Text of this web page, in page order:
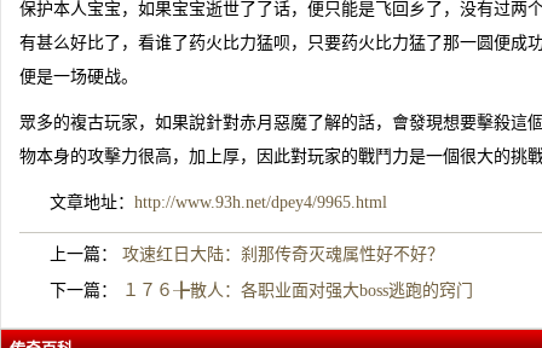
保护本人宝宝，如果宝宝逝世了了话，便只能是飞回乡了，没有过两
有甚么好比了，看谁了药火比力猛呗，只要药火比力猛了那一圆便成
便是一场硬战。
眾多的複古玩家，如果說針對赤月惡魔了解的話，會發現想要擊殺這
物本身的攻擊力很高，加上厚，因此對玩家的戰鬥力是一個很大的挑
文章地址： http://www.93h.net/dpey4/9965.html
上一篇： 攻速红日大陆：刹那传奇灭魂属性好不好？
下一篇：
１７６╊散人：各职业面对强大boss逃跑的窍门